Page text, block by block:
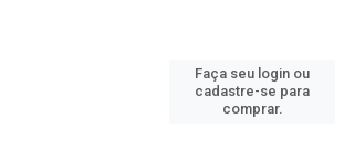
Faça seu login ou
cadastre-se para
comprar.